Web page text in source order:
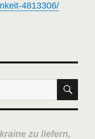
4813306/
zu liefern,